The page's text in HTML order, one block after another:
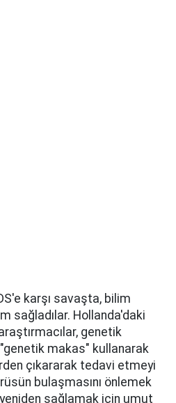
karşı savaşta, bilim
sağladılar. Hollanda'daki
genetik
makas" kullanarak
çıkararak tedavi etmeyi
bulaşmasını önlemek
sağlamak için umut